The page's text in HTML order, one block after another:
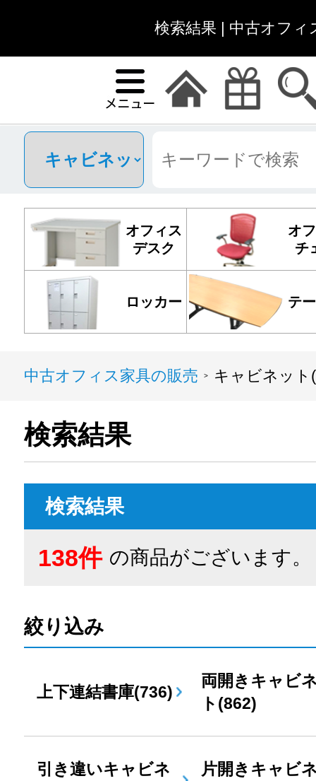
検索結果 | 中古オフィ
オフィス
デスク
オ
チ
ロッカー テ
中古オフィス家具の販売 > キャビネット
検索結果
検索結果
138件 の商品がございます。
絞り込み
上下連結書庫(736)
両開きキャビ
ト(862)
引き違いキャビネ
片開きキャビ